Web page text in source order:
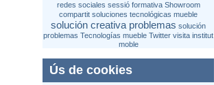
redes sociales sessió formativa Showroom
compartit soluciones tecnológicas mueble
solución creativa problemas solución
problemas Tecnologías mueble Twitter visita institut
moble
Ús de cookies